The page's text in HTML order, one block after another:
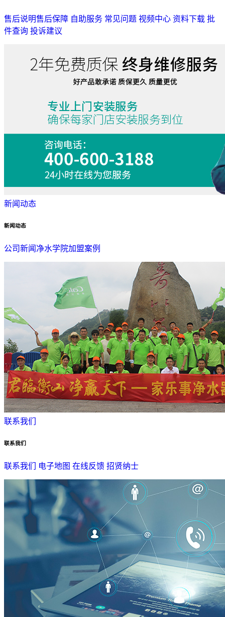
售后说明售后保障 自助服务 常见问题 视频中心 资料下载 批
件查询 投诉建议
新闻动态
新闻动态
公司新闻 净水学院加盟案例
联系我们
联系我们
联系我们 电子地图 在线反馈 招贤纳士